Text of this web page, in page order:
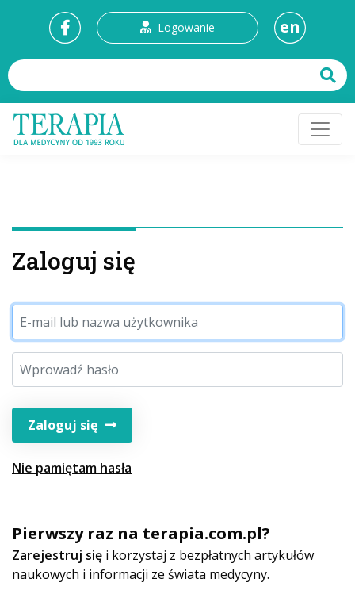
Logowanie en
Zaloguj się
Zaloguj się
Nie pamiętam hasła
Pierwszy raz na terapia.com.pl?
Zarejestruj się i korzystaj z bezpłatnych artykułów
naukowych i informacji ze świata medycyny.